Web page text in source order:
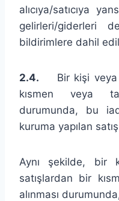
alıcıya/satıcıya
gelirleri/giderleri
bildirimlere dahil
2.4. Bir kişi veya
kısmen veya
durumunda, bu
kuruma yapılan
Aynı şekilde, bir
satışlardan bir
alınması